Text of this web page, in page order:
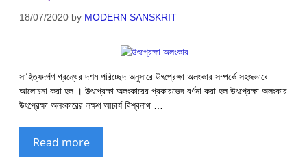
18/07/2020 by MODERN SANSKRIT
সাহিত্যদর্পণ গ্রন্থের দশম পরিচ্ছেদ অনুসারে উৎপ্রেক্ষা অলংকার সম্পর্কে সহজভাবে
আলোচনা করা হল । উৎপ্রেক্ষা অলংকারের প্রকারভেদ বর্ণনা করা হল উৎপ্রেক্ষা অলংকার
উৎপ্রেক্ষা অলংকারের লক্ষণ আচার্য বিশ্বনাথ …
Read more